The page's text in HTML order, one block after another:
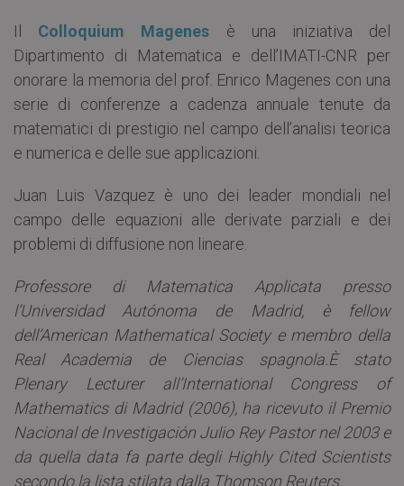
Il Colloquium Magenes è una iniziativa del
Dipartimento di Matematica e dell’IMATI-CNR per
onorare la memoria del prof. Enrico Magenes con una
serie di conferenze a cadenza annuale tenute da
matematici di prestigio nel campo dell’analisi teorica
e numerica e delle sue applicazioni.
Juan Luis Vazquez è uno dei leader mondiali nel
campo delle equazioni alle derivate parziali e dei
problemi di diffusione non lineare.
Professore di Matematica Applicata presso
l’Universidad Autónoma de Madrid, è fellow
dell’American Mathematical Society e membro della
Real Academia de Ciencias spagnola.È stato
Plenary Lecturer all’International Congress of
Mathematics di Madrid (2006), ha ricevuto il Premio
Nacional de Investigación Julio Rey Pastor nel 2003 e
da quella data fa parte degli Highly Cited Scientists
secondo la lista stilata dalla Thomson Reuters.